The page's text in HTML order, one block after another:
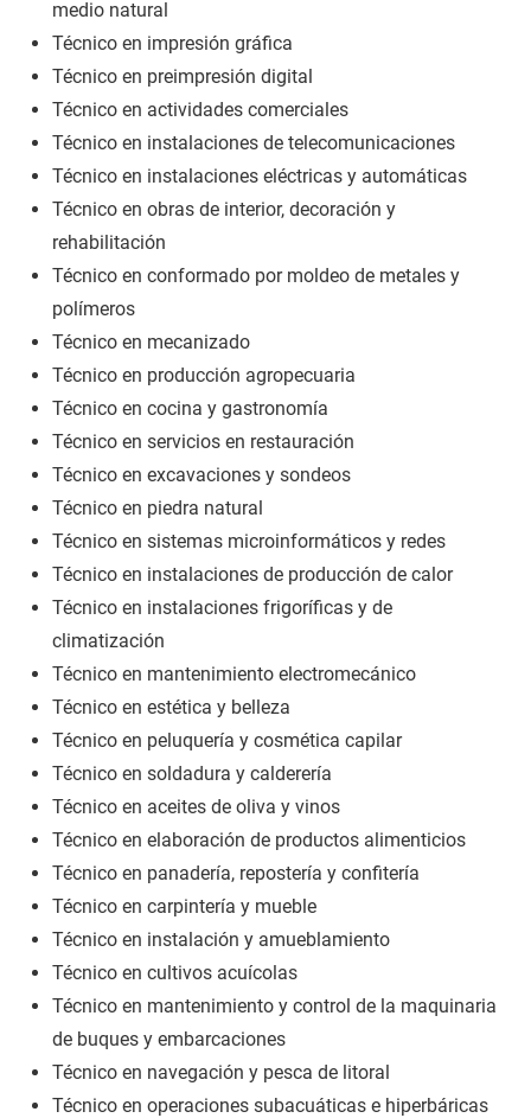
medio natural
Técnico en impresión gráfica
Técnico en preimpresión digital
Técnico en actividades comerciales
Técnico en instalaciones de telecomunicaciones
Técnico en instalaciones eléctricas y automáticas
Técnico en obras de interior, decoración y
rehabilitación
Técnico en conformado por moldeo de metales y
polímeros
Técnico en mecanizado
Técnico en producción agropecuaria
Técnico en cocina y gastronomía
Técnico en servicios en restauración
Técnico en excavaciones y sondeos
Técnico en piedra natural
Técnico en sistemas microinformáticos y redes
Técnico en instalaciones de producción de calor
Técnico en instalaciones frigoríficas y de
climatización
Técnico en mantenimiento electromecánico
Técnico en estética y belleza
Técnico en peluquería y cosmética capilar
Técnico en soldadura y calderería
Técnico en aceites de oliva y vinos
Técnico en elaboración de productos alimenticios
Técnico en panadería, repostería y confitería
Técnico en carpintería y mueble
Técnico en instalación y amueblamiento
Técnico en cultivos acuícolas
Técnico en mantenimiento y control de la maquinaria
de buques y embarcaciones
Técnico en navegación y pesca de litoral
Técnico en operaciones subacuáticas e hiperbáricas